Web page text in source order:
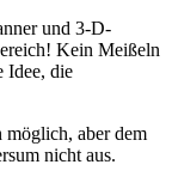
und 3-D-
Kein Meißeln
Idee, die
aber dem
nicht aus.